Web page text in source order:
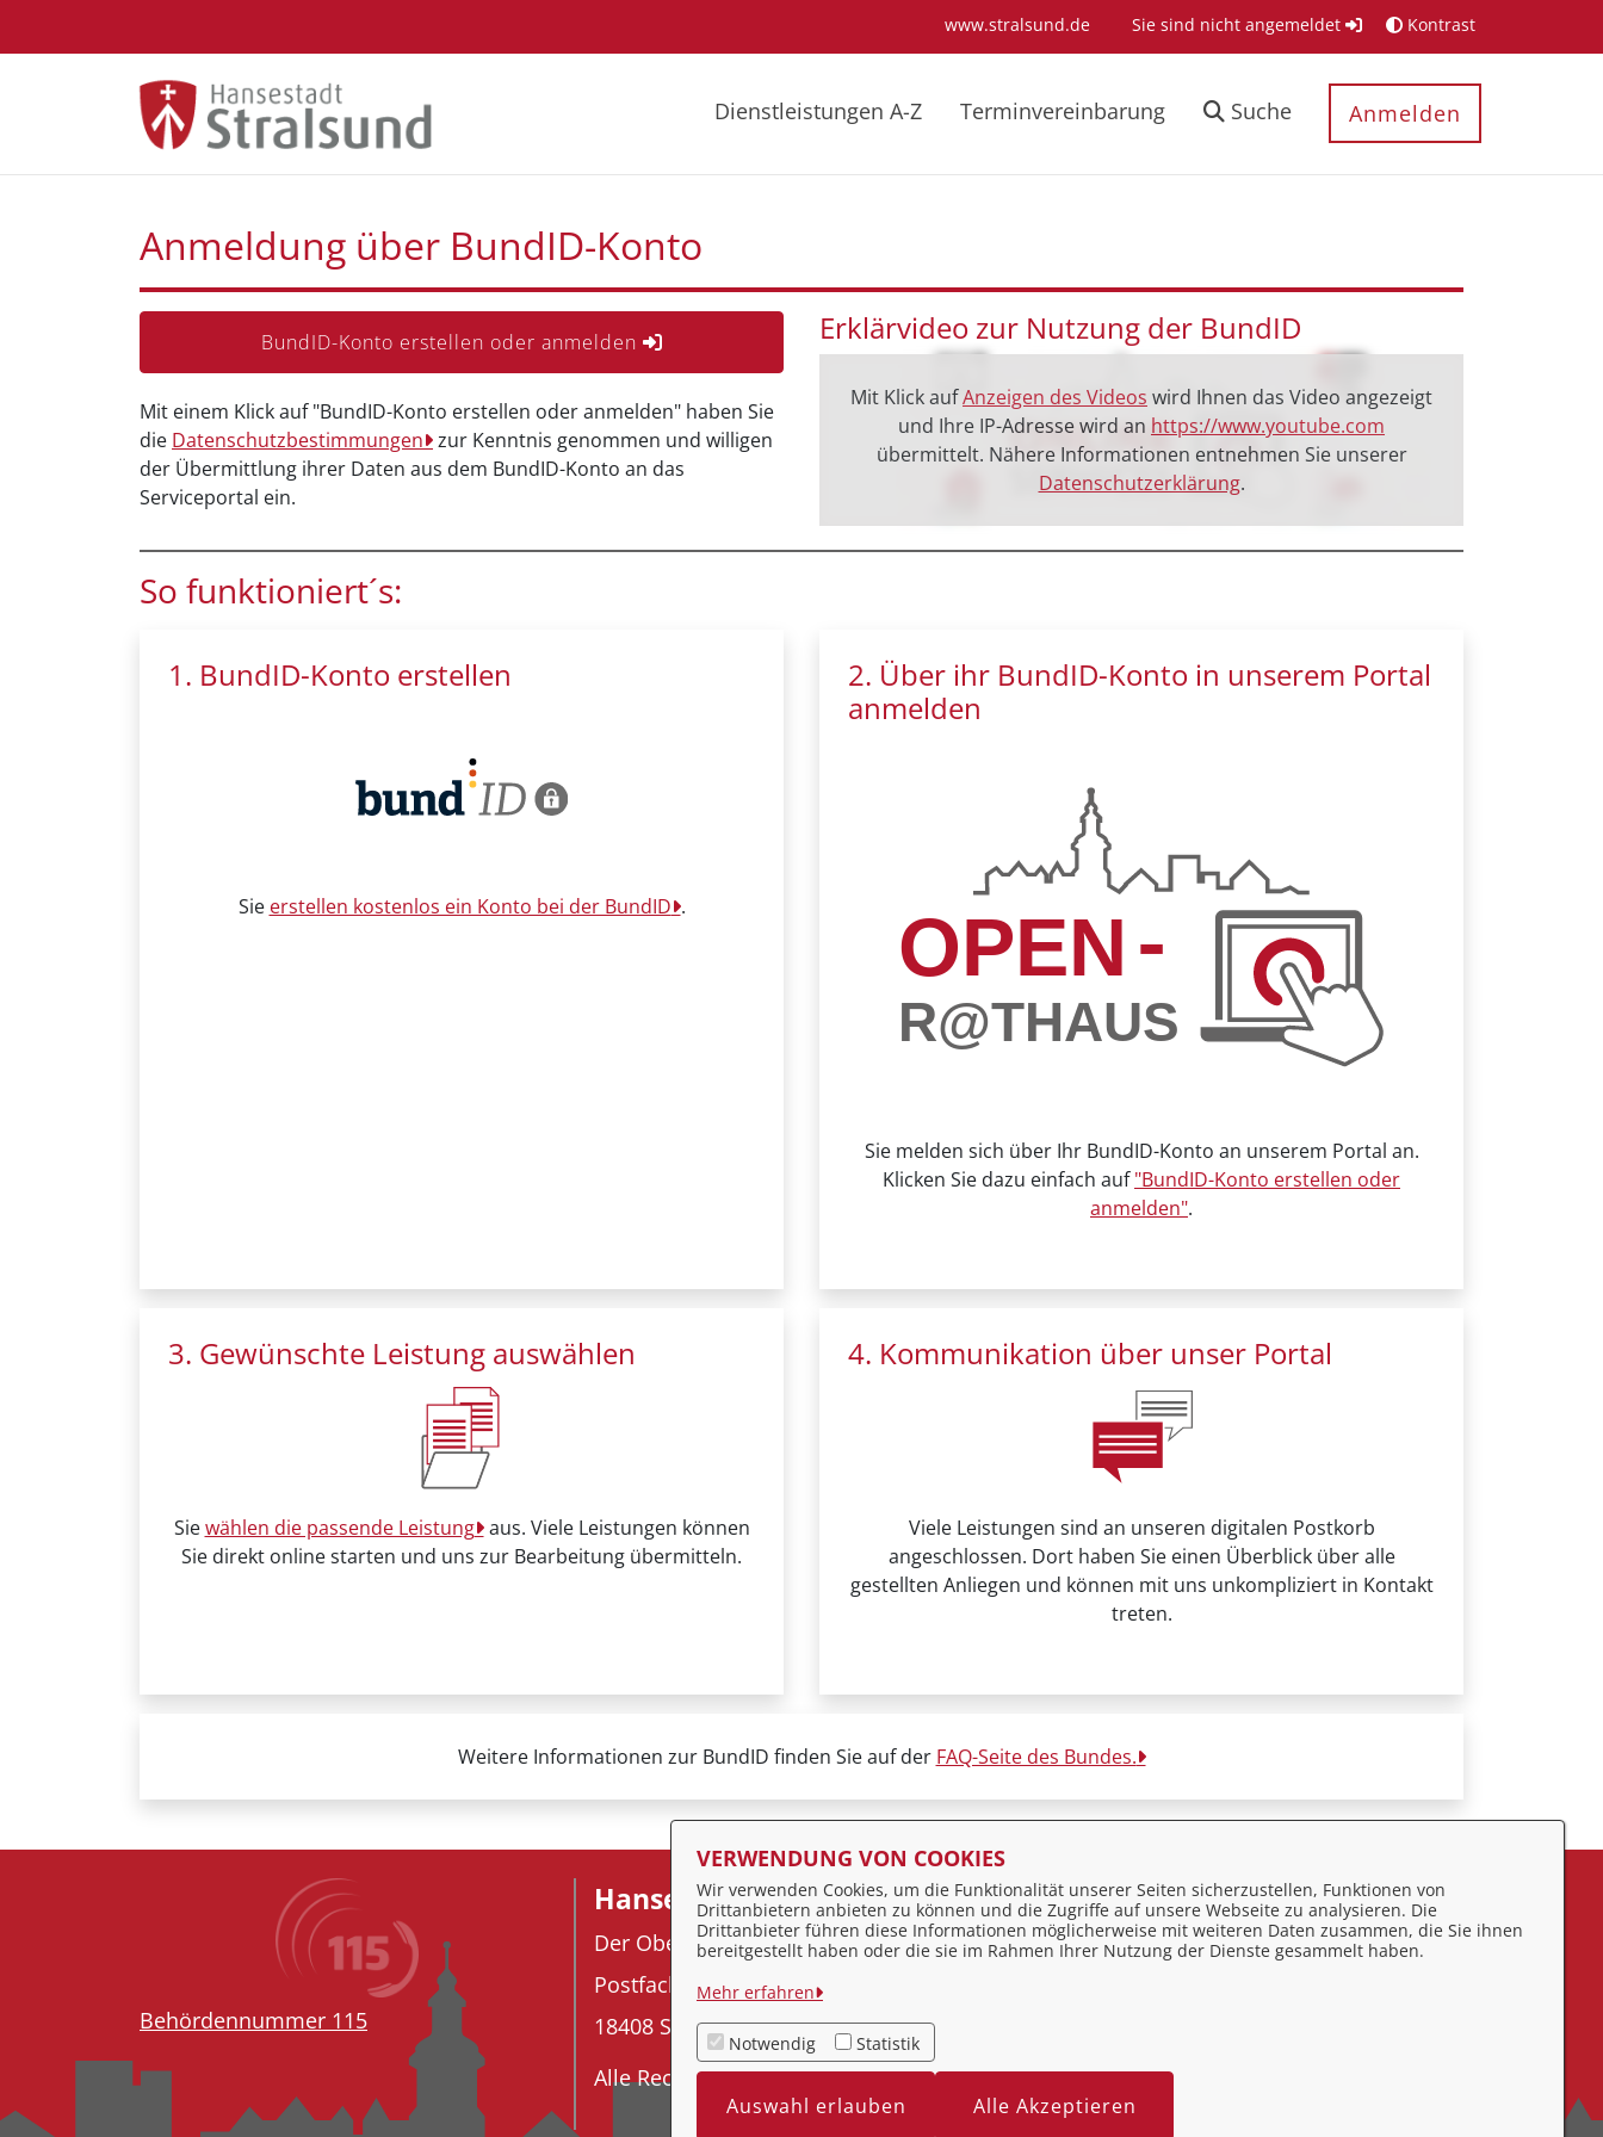
www.stralsund.de Sie sind nicht angemeldet Kontrast
Dienstleistungen A-Z Terminvereinbarung Suche Anmelden
Anmeldung über BundID-Konto
BundID-Konto erstellen oder anmelden
Mit einem Klick auf "BundID-Konto erstellen oder anmelden" haben Sie
die Datenschutzbestimmungen zur Kenntnis genommen und willigen
der Übermittlung ihrer Daten aus dem BundID-Konto an das
Serviceportal ein.
Erklärvideo zur Nutzung der BundID
Mit Klick aufAnzeigen des Videos wird Ihnen das Video angezeigt
und Ihre IP-Adresse wird an https://www.youtube.com
übermittelt. Nähere Informationen entnehmen Sie unserer
Datenschutzerklärung.
So funktioniert´s:
1. BundID-Konto erstellen
Sie erstellen kostenlos ein Konto bei der BundID .
2. Über ihr BundID-Konto in unserem Portal
anmelden
Sie melden sich über Ihr BundID-Konto an unserem Portal an.
Klicken Sie dazu einfach auf"BundID-Konto erstellen oder
anmelden".
3. Gewünschte Leistung auswählen
Siewählen die passende Leistung aus. Viele Leistungen können
Sie direkt online starten und uns zur Bearbeitung übermitteln.
4. Kommunikation über unser Portal
Viele Leistungen sind an unseren digitalen Postkorb
angeschlossen. Dort haben Sie einen Überblick über alle
gestellten Anliegen und können mit uns unkompliziert in Kontakt
treten.
Weitere Informationen zur BundID finden Sie auf der FAQ-Seite des Bundes.
Behördennummer 115
Hansestadt Stralsund
Der Oberbürgermeister
Postfach 2145
18408 Stralsund
Alle Rechte vorbehalten
Feedback
Impressum
VERWENDUNG VON COOKIES
Wir verwenden Cookies, um die Funktionalität unserer Seiten sicherzustellen, Funktionen von
Drittanbietern anbieten zu können und die Zugriffe auf unsere Webseite zu analysieren. Die
Drittanbieter führen diese Informationen möglicherweise mit weiteren Daten zusammen, die Sie ihnen
bereitgestellt haben oder die sie im Rahmen Ihrer Nutzung der Dienste gesammelt haben.
Mehr erfahren
Notwendig Statistik
Auswahl erlauben Alle Akzeptieren